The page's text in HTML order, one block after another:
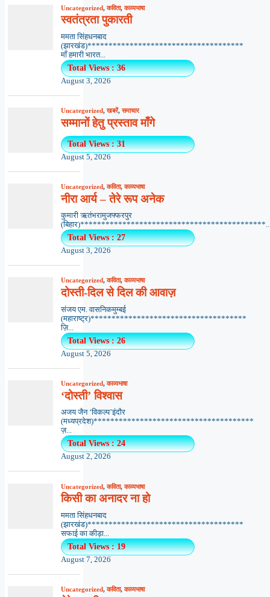
Uncategorized,कविता,काव्यभाषा
स्वतंत्रता पुकारती
ममता सिंहधनबाद
(झारखंड)*************************************
माँ हमारी भारत...
Total Views : 36
August 3, 2026
Uncategorized,खबरें,समाचार
सम्मानों हेतु प्रस्ताव माँगे
Total Views : 31
August 5, 2026
Uncategorized,कविता,काव्यभाषा
नीरा आर्य – तेरे रूप अनेक
कुमारी ऋतंभरामुजफ्फरपुर
Total Views : 27
August 3, 2026
Uncategorized,कविता,काव्यभाषा
दोस्ती-दिल से दिल की आवाज़
संजय एम. वासनिकमुम्बई
(महाराष्ट्र)*************************************
ज़ि...
Total Views : 26
August 5, 2026
Uncategorized,काव्यभाषा
‘दोस्ती’ विश्वास
अजय जैन ‘विकल्प’इंदौर
(मध्यप्रदेश)**************************************
ज़...
Total Views : 24
August 2, 2026
Uncategorized,कविता,काव्यभाषा
किसी का अनादर ना हो
ममता सिंहधनबाद
(झारखंड)*************************************
सफाई का कीड़ा...
Total Views : 19
August 7, 2026
Uncategorized,कविता,काव्यभाषा